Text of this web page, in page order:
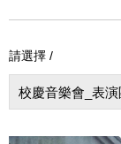
請選擇 /
校慶音樂會_表